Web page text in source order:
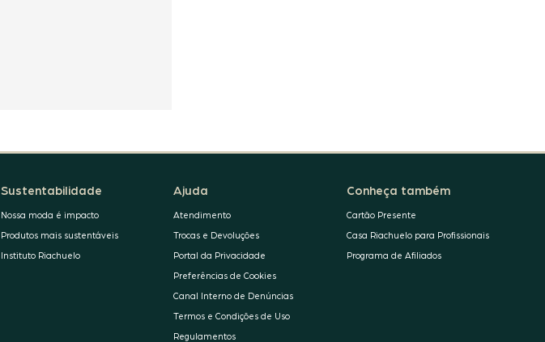
Sustentabilidade
Nossa moda é impacto
Produtos mais sustentáveis
Instituto Riachuelo
Ajuda
Atendimento
Trocas e Devoluções
Portal da Privacidade
Preferências de Cookies
Canal Interno de Denúncias
Termos e Condições de Uso
Regulamentos
Conheça também
Cartão Presente
Casa Riachuelo para Profissionais
Programa de Afiliados